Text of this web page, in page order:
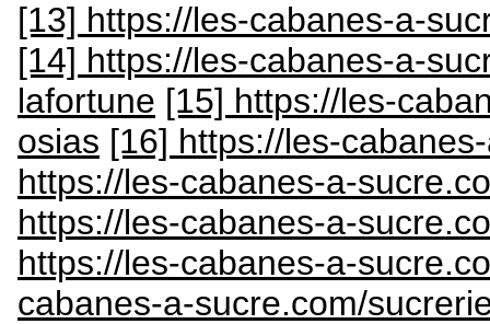
[13] https://les-cabanes-a-
[14] https://les-cabanes-a-
lafortune [15] https://les-
osias [16] https://les-
https://les-cabanes-a-
https://les-cabanes-a-
https://les-cabanes-a-
cabanes-a-sucre.com/